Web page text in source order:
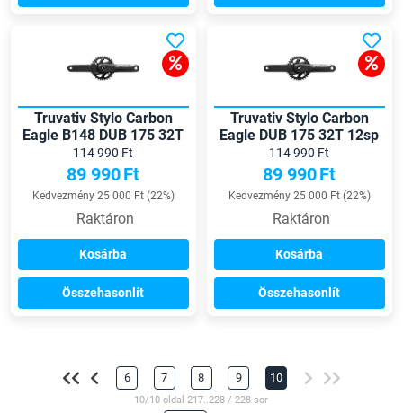
Truvativ Stylo Carbon
Eagle B148 DUB 175 32T
12sp hajtómű
114 990 Ft
89 990Ft
Kedvezmény 25 000 Ft (22%)
Raktáron
Kosárba
Összehasonlít
Truvativ Stylo Carbon
Eagle DUB 175 32T 12sp
hajtómű
114 990 Ft
89 990Ft
Kedvezmény 25 000 Ft (22%)
Raktáron
Kosárba
Összehasonlít
6 7 8 9 10
10/10 oldal 217..228 / 228 sor